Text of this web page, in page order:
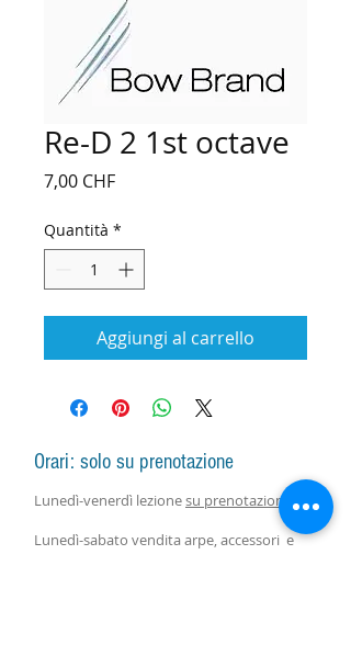
Re-D 2 1st octave
7,00 CHFPrezzo
Quantità *
Aggiungi al carrello
Orari: solo su prenotazione
Lunedì-venerdì lezionesu prenotazione
Lunedì-sabato vendita arpe, accessori e